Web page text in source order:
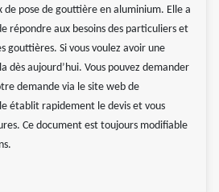
pose de gouttière en aluminium. Elle a
répondre aux besoins des particuliers et
gouttières. Si vous voulez avoir une
dès aujourd’hui. Vous pouvez demander
demande via le site web de
établit rapidement le devis et vous
Ce document est toujours modifiable